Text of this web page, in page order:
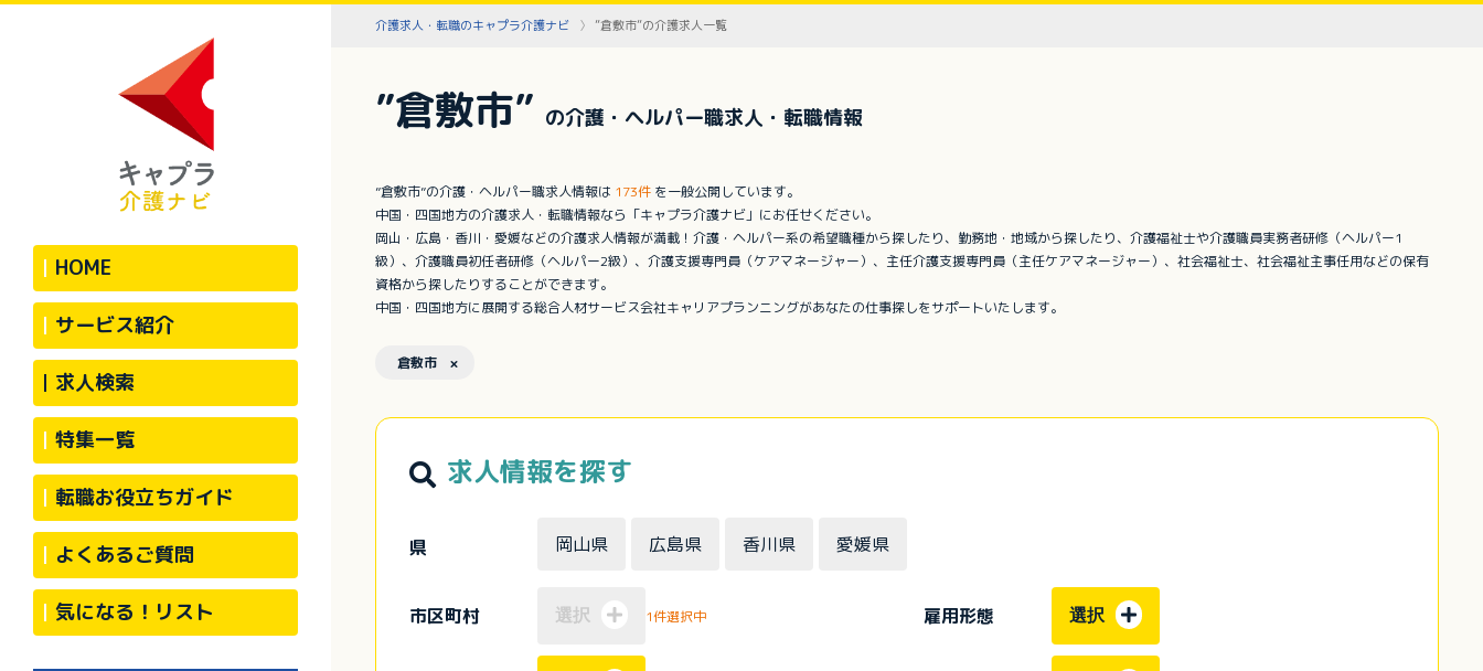
HOME
サービス紹介
求人検索
特集一覧
転職お役立ちガイド
よくあるご質問
気になる！リスト
介護求人・転職のキャプラ介護ナビ ”倉敷市”の介護求人一覧
”倉敷市” の介護・ヘルパー職求人・転職情報
”倉敷市”の介護・ヘルパー職求人情報は 173件 を一般公開しています。
中国・四国地方の介護求人・転職情報なら「キャプラ介護ナビ」にお任せください。
岡山・広島・香川・愛媛などの介護求人情報が満載！介護・ヘルパー系の希望職種から探したり、勤務地・地域から探したり、介護福祉士や介護職員実務者研修（ヘルパー1
級）、介護職員初任者研修（ヘルパー2級）、介護支援専門員（ケアマネージャー）、主任介護支援専門員（主任ケアマネージャー）、社会福祉士、社会福祉主事任用などの保有
資格から探したりすることができます。
中国・四国地方に展開する総合人材サービス会社キャリアプランニングがあなたの仕事探しをサポートいたします。
倉敷市 ×
求人情報を探す
県 岡山県 広島県 香川県 愛媛県
市区町村 選択 1件選択中 雇用形態 選択